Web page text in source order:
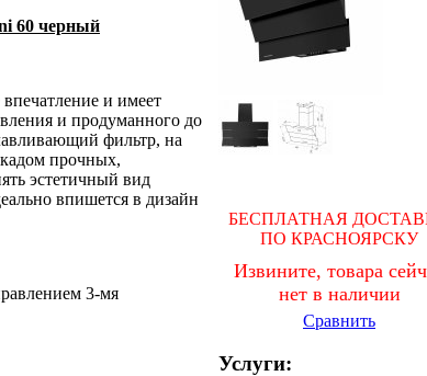
БЕСПЛАТНАЯ
ПО КРАСНОЯРСКУ
Извините, товара
нет в наличии
Сравнить
Услуги:
60 черный
и имеет
и продуманного до
фильтр, на
прочных,
эстетичный вид
впишется в дизайн
3-мя